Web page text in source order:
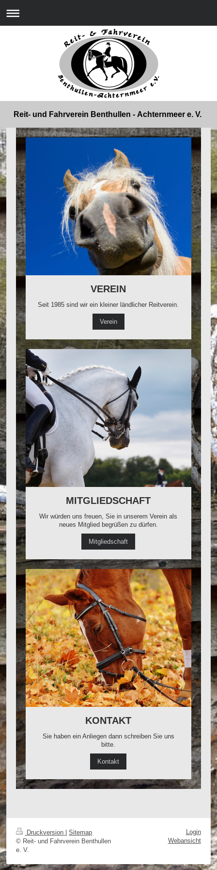
Reit- und Fahrverein Benthullen - Achternmeer e. V.
VEREIN
Seit 1985 sind wir ein kleiner ländlicher Reitverein.
Verein
MITGLIEDSCHAFT
Wir würden uns freuen, Sie in unserem Verein als
neues Mitglied begrüßen zu dürfen.
Mitgliedschaft
KONTAKT
Sie haben ein Anliegen dann schreiben Sie uns
bitte.
Kontakt
Druckversion | Sitemap
© Reit- und Fahrverein Benthullen
e. V.
Login
Webansicht